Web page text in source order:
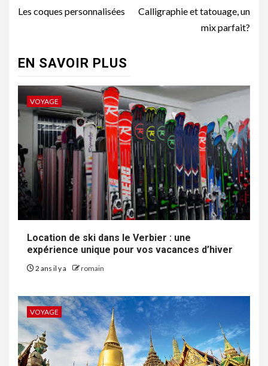
d’article
Les coques personnalisées
Calligraphie et tatouage, un
mix parfait?
EN SAVOIR PLUS
VOYAGE
Location de ski dans le Verbier : une
expérience unique pour vos vacances d’hiver
2 ans il y a romain
VOYAGE